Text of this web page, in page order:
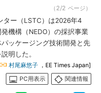
（2/2 ページ）
ター（LSTC）は2026年4
機構（NEDO）の採択事業
ッケージング技術開発と先
明した。
村尾麻悠子 ，EE Times Japan]
PC用表示
関連情報